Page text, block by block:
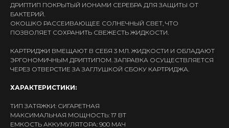
ДРИПТИП ПОКРЫТЫЙ ИОНАМИ СЕРЕБРА ДЛЯ ЗАЩИТЫ ОТ
БАКТЕРИЙ.
ОКОШКО РАССЕИВАЮЩЕЕ СОЛНЕЧНЫЙ СВЕТ, ЧТО
ПОЗВОЛЯЕТ СОХРАНИТЬ СВЕЖЕСТЬ ЖИДКОСТИ.
КАРТРИДЖИ ВМЕЩАЮТ В СЕБЯ 3 МЛ. ЖИДКОСТИ И ОБЛАДАЮТ
ЭРГОНОМИЧНЫМ ДРИПТИПОМ. ЗАПРАВКА ОСУЩЕСТВЛЯЕТСЯ
ЧЕРЕЗ ОТВЕРСТИЕ ЗА ЗАГЛУШКОЙ СБОКУ КАРТРИДЖА.
ХАРАКТЕРИСТИКИ:
ТИП ЗАТЯЖКИ: СИГАРЕТНАЯ
МАКСИМАЛЬНАЯ МОЩНОСТЬ: 17 ВТ
ЕМКОСТЬ АККУМУЛЯТОРА: 900 МАЧ
Интернет-Магазин Vape и Pod-
систем с доставкой по всей